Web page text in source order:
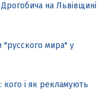
на Львівщині
мира" у
кого і як рекламують